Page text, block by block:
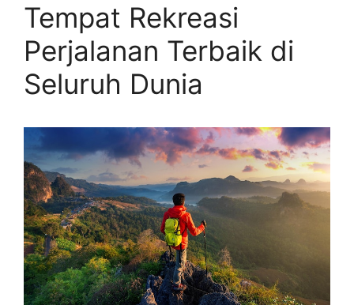
Tempat Rekreasi
Perjalanan Terbaik di
Seluruh Dunia